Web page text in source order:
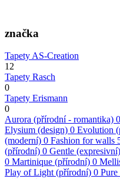
značka
Tapety AS-Creation
12
Tapety Rasch
0
Tapety Erismann
0
Aurora (přírodní - romantika) 0
Elysium (design) 0 Evolution
(moderní) 0 Fashion for walls
(přírodní) 0 Gentle (expresivní)
0 Martinique (přírodní) 0
Play of Light (přírodní) 0